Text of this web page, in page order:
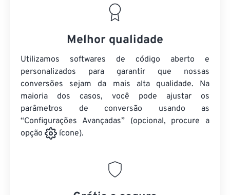
Melhor qualidade
Utilizamos softwares de código aberto e
personalizados para garantir que nossas
conversões sejam da mais alta qualidade. Na
maioria dos casos, você pode ajustar os
parâmetros de conversão usando as
“Configurações Avançadas” (opcional, procure a
opção
ícone).